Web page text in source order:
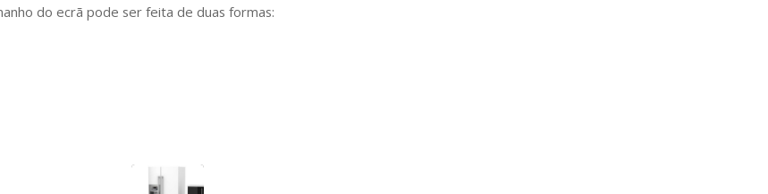
do ecrã pode ser feita de duas formas: